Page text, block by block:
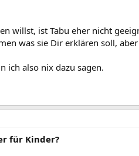
willst, ist Tabu eher nicht
was sie Dir erklären soll,
ich also nix dazu sagen.
für Kinder?